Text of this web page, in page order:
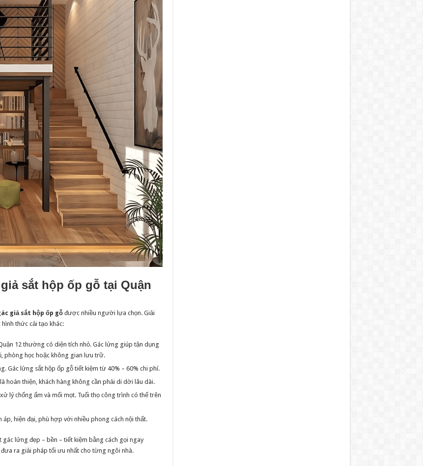
sắt hộp ốp gỗ tại Quận
giả sắt hộp ốp gỗđược nhiều người lựa chọn. Giải
thức cải tạo khác:
12 thường có diện tích nhỏ. Gác lửng giúp tận dụng
phòng học hoặc không gian lưu trữ.
Gác lửng sắt hộp ốp gỗ tiết kiệm từ 40% – 60% chi phí.
hoàn thiện, khách hàng không cần phải di dời lâu dài.
lý chống ẩm và mối mọt. Tuổi thọ công trình có thể trên
áp, hiện đại, phù hợp với nhiều phong cách nội thất.
lửng đẹp – bền – tiết kiệm bằng cách gọi ngay
ra giải pháp tối ưu nhất cho từng ngôi nhà.